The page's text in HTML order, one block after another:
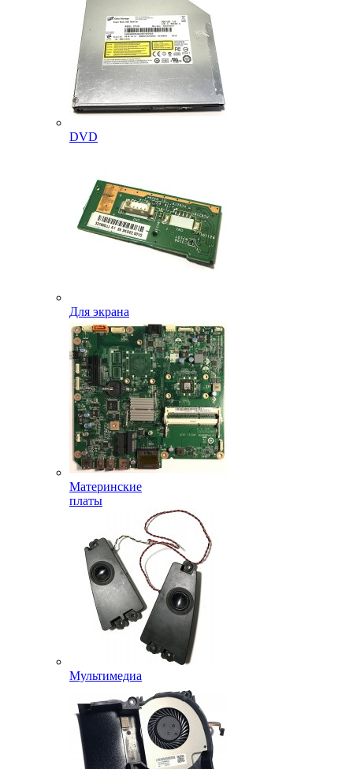
DVD
Для экрана
Материнские
платы
Мультимедиа